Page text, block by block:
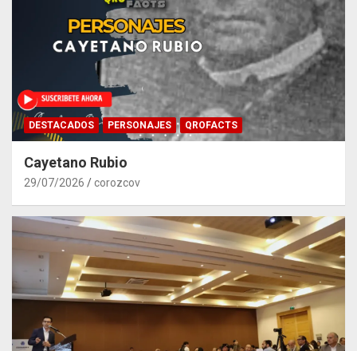
DESTACADOS PERSONAJES QROFACTS
Cayetano Rubio
29/07/2026 corozcov